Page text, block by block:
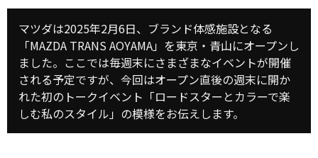
マツダは2025年2月6日、ブランド体感施設となる
「MAZDA TRANS AOYAMA」を東京・青山にオープンし
ました。ここでは毎週末にさまざまなイベントが開催
される予定ですが、今回はオープン直後の週末に開か
れた初のトークイベント「ロードスターとカラーで楽
しむ私のスタイル」の模様をお伝えします。